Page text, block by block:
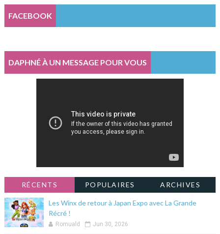
FACEBOOK
DAPHNÉ À UN MESSAGE POUR VOUS
RÉCENTS POPULAIRES ARCHIVES
Les Winx de retour à Japan Expo avec La Grande
Récré !
Romuald Jun 30, 2026